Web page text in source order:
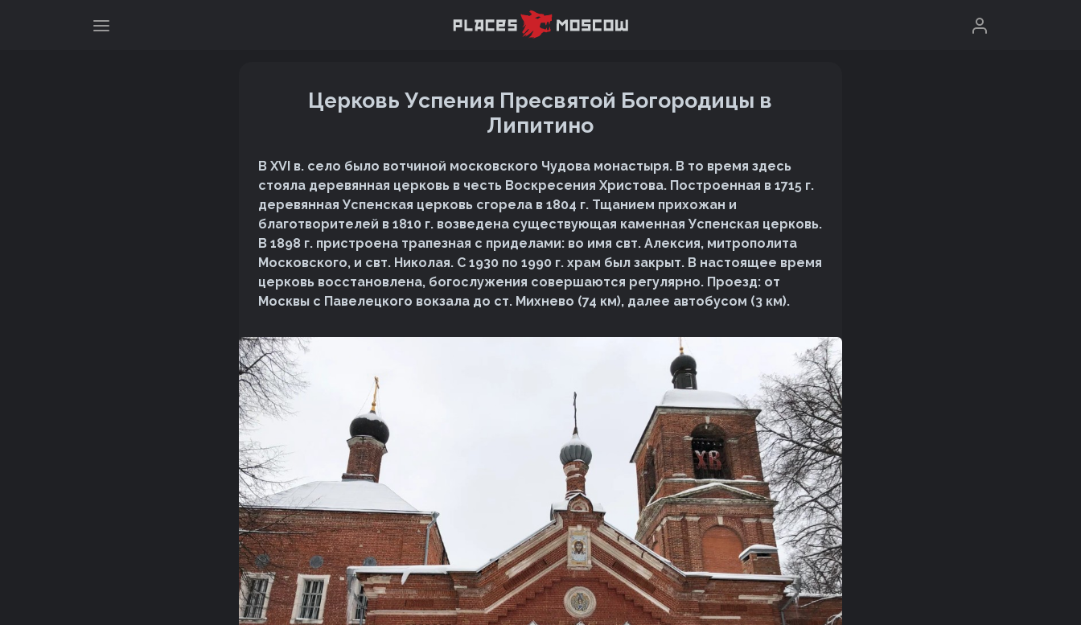
Церковь Успения Пресвятой Богородицы в
Липитино
В XVI в. село было вотчиной московского Чудова монастыря. В то время здесь
стояла деревянная церковь в честь Воскресения Христова. Построенная в 1715 г.
деревянная Успенская церковь сгорела в 1804 г. Тщанием прихожан и
благотворителей в 1810 г. возведена существующая каменная Успенская церковь.
В 1898 г. пристроена трапезная с приделами: во имя свт. Алексия, митрополита
Московского, и свт. Николая. С 1930 по 1990 г. храм был закрыт. В настоящее время
церковь восстановлена, богослужения совершаются регулярно. Проезд: от
Москвы с Павелецкого вокзала до ст. Михнево (74 км), далее автобусом (3 км).